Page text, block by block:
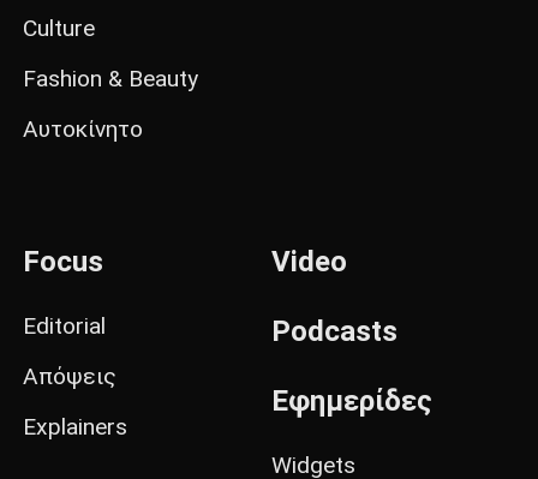
Culture
Fashion & Beauty
Αυτοκίνητο
Focus
Editorial
Απόψεις
Explainers
Video
Podcasts
Εφημερίδες
Widgets